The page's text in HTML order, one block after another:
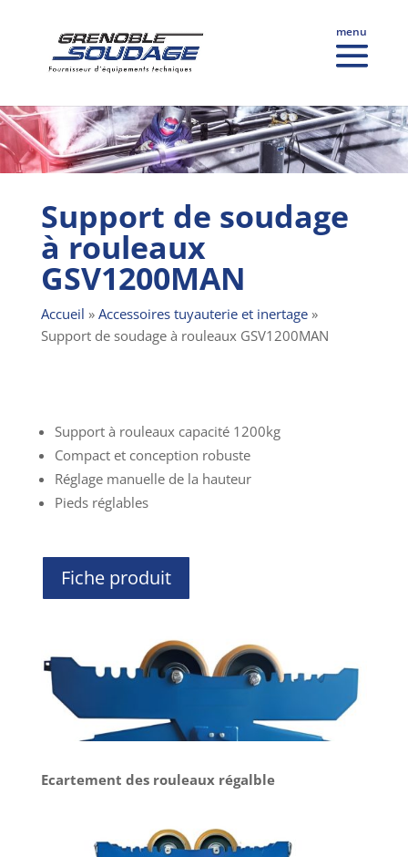
Support de soudage
à rouleaux
GSV1200MAN
Accueil » Accessoires tuyauterie et inertage»
Support de soudage à rouleaux GSV1200MAN
Support à rouleaux capacité 1200kg
Compact et conception robuste
Réglage manuelle de la hauteur
Pieds réglables
Fiche produit
Ecartement des rouleaux régalble